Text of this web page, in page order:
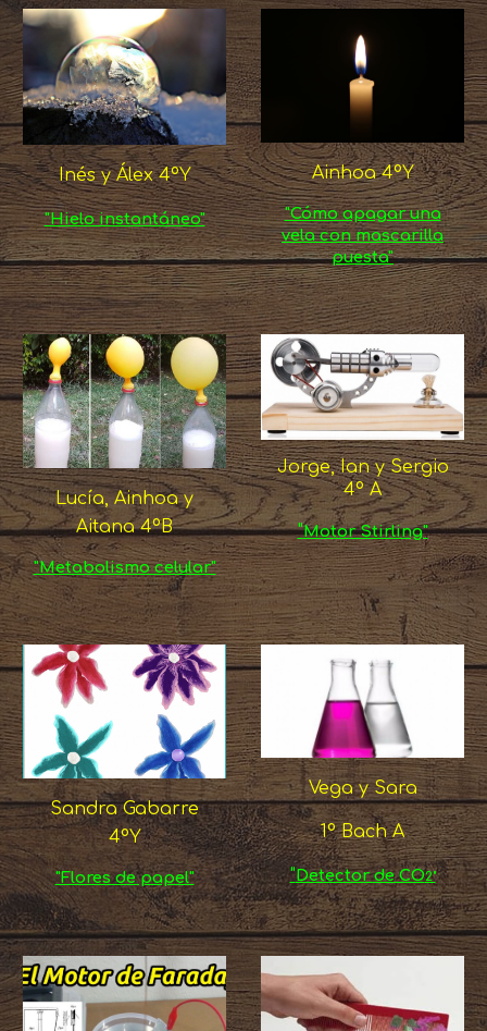
Inés y Álex 4ºY
"Hielo instantáneo"
Ainhoa 4ºY
"Cómo apagar una
vela con mascarilla
puesta"
Lucía, Ainhoa y
Aitana 4ºB
"Metabolismo celular"
Jorge, Ian y Sergio
4º A
"Motor Stirling"
Sandra Gabarre
4ºY
"Flores de papel"
Vega y Sara
1º Bach A
"Detector de CO2"